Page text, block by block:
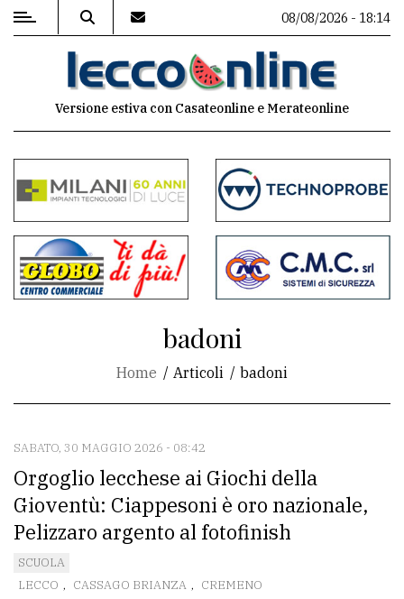
MENU
commenti
Contenuti
del
sito
CONTATTI
La
redazione
Scrivici
Per
la
tua
08/08/2026 - 18:14
Versione estiva con Casateonline e Merateonline
badoni
Home Articoli badoni
SABATO, 30 MAGGIO 2026 - 08:42
Orgoglio lecchese ai Giochi della
Gioventù: Ciappesoni è oro nazionale,
Pelizzaro argento al fotofinish
SCUOLA
LECCO , CASSAGO BRIANZA , CREMENO